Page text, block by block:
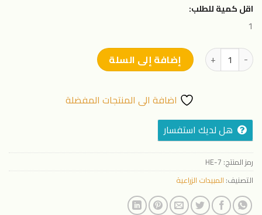
اقل كمية للطلب:
1
كمية جولد (100سم) إضافة إلى السلة
اضافة الى المنتجات المفضلة
هل لديك استفسار
رمز المنتج: HE-7
التصنيف: المبيدات الزراعية